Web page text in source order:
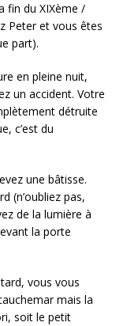
fin du XIXème /
Peter et vous êtes
part).
en pleine nuit,
un accident. Votre
détruite
c’est du
une bâtisse.
(n’oubliez pas,
de la lumière à
la porte
vous vous
mais la
soit le petit